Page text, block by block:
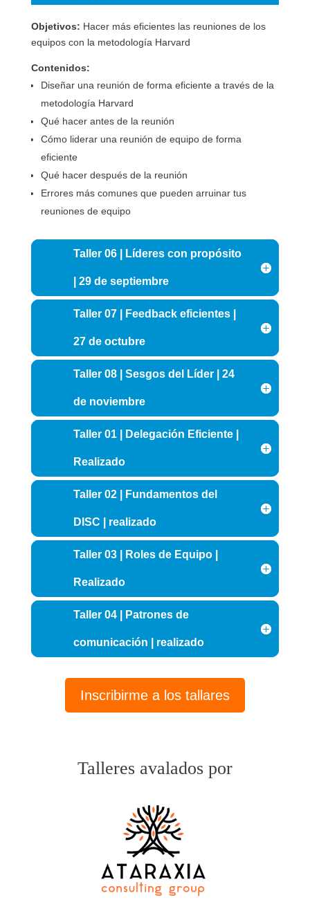
Objetivos: Hacer más eficientes las reuniones de los
equipos con la metodología Harvard
Contenidos:
Diseñar una reunión de forma eficiente a través de la
metodología Harvard
Qué hacer antes de la reunión
Cómo liderar una reunión de equipo de forma
eficiente
Qué hacer después de la reunión
Errores más comunes que pueden arruinar tus
reuniones de equipo
Taller 06 | Líderes con propósito
| 29 de septiembre
Taller 07 | Feedback eficientes |
27 de octubre
Taller 08 | Sesgos del Líder | 24
de noviembre
Taller 01 | Delegación Eficiente |
Realizado
Taller 02 | Fundamentos del
DISC | realizado
Taller 03 | Roles de Equipo |
Realizado
Taller 04 | Patrones de
comunicación | realizado
Inscribirme a los tallares
Talleres avalados por